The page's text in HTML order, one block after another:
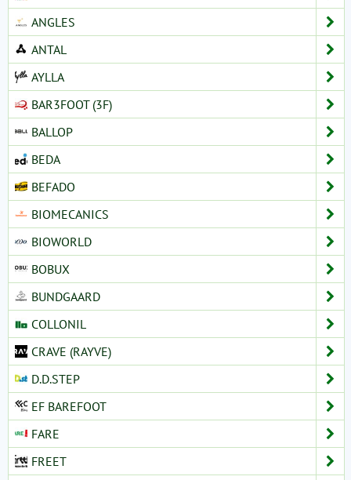
ANGLES
ANTAL
AYLLA
BAR3FOOT (3F)
BALLOP
BEDA
BEFADO
BIOMECANICS
BIOWORLD
BOBUX
BUNDGAARD
COLLONIL
CRAVE (RAYVE)
D.D.STEP
EF BAREFOOT
FARE
FREET